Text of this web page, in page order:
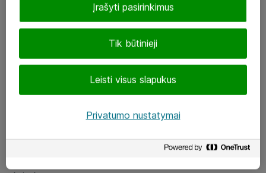
LinkedIn
Tik būtinieji
Leisti visus slapukus
Įrašyti pasirinkimus
Privatumo nustatymai